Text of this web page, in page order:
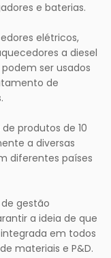
e baterias.
elétricos,
a diesel
ser usados
de
produtos de 10
a diversas
diferentes países
gestão
a ideia de que
em todos
materiais e P&D.